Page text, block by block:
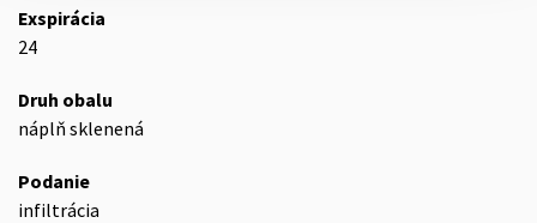
Exspirácia
24
Druh obalu
náplň sklenená
Podanie
infiltrácia